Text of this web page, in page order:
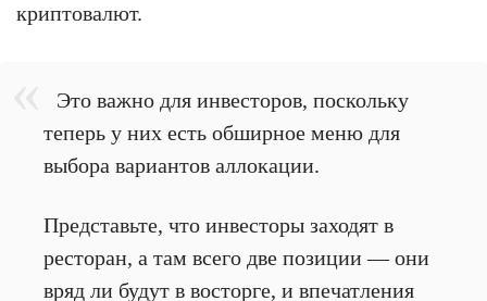
криптовалют.
Это важно для инвесторов, поскольку
теперь у них есть обширное меню для
выбора вариантов аллокации.
Представьте, что инвесторы заходят в
ресторан, а там всего две позиции — они
вряд ли будут в восторге, и впечатления